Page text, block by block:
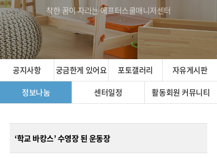
착한 꿈이 자라는 에프터스쿨매니저센터
공지사항 궁금한게 있어요 포토갤러리
자유게시판
정보나눔
센터일정 활동회원 커뮤니티
‘학교 바캉스’ 수영장 된 운동장